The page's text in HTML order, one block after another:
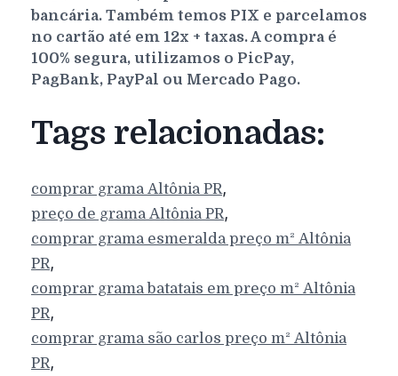
bancária. Também temos PIX e parcelamos
no cartão até em 12x + taxas. A compra é
100% segura, utilizamos o PicPay,
PagBank, PayPal ou Mercado Pago.
Tags relacionadas:
comprar gramaAltônia PR,
preço de gramaAltônia PR,
comprar grama esmeralda preço m² Altônia
PR,
comprar grama batatais em preço m² Altônia
PR,
comprar grama são carlos preço m² Altônia
PR,